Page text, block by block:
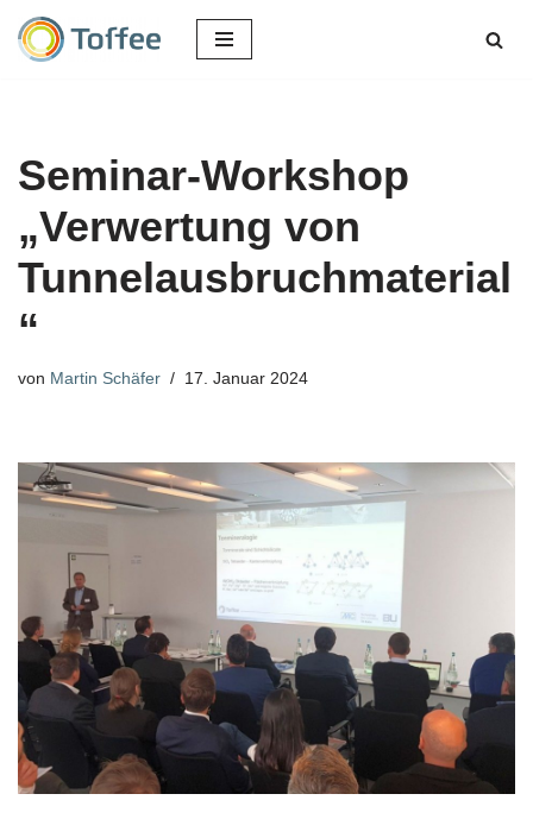
Zum
Seminar-Workshop
„Verwertung von
Tunnelausbruchmaterial
“
von Martin Schäfer 17. Januar 2024